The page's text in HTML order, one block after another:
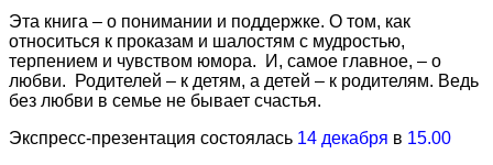
Эта книга – о понимании и поддержке. О том, как
относиться к проказам и шалостям с мудростью,
терпением и чувством юмора. И, самое главное, – о
любви. Родителей – к детям, а детей – к родителям. Ведь
без любви в семье не бывает счастья.
Экспресс-презентация состоялась 14 декабря в 15.00